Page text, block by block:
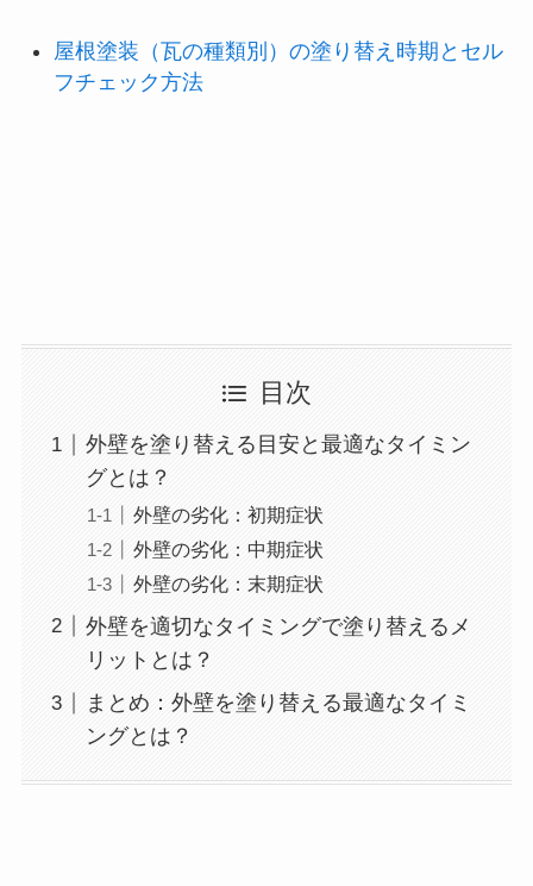
屋根塗装（瓦の種類別）の塗り替え時期とセル
フチェック方法
目次
外壁を塗り替える目安と最適なタイミン
グとは？
外壁の劣化：初期症状
外壁の劣化：中期症状
外壁の劣化：末期症状
外壁を適切なタイミングで塗り替えるメ
リットとは？
まとめ：外壁を塗り替える最適なタイミ
ングとは？